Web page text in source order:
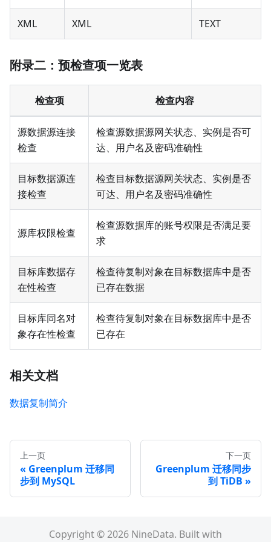
XML XML TEXT
附录二：预检查项一览表
检查项 检查内容
源数据源连接
检查
检查源数据源网关状态、实例是否可
达、用户名及密码准确性
目标数据源连
接检查
检查目标数据源网关状态、实例是否
可达、用户名及密码准确性
源库权限检查
检查源数据库的账号权限是否满足要
求
目标库数据存
在性检查
检查待复制对象在目标数据库中是否
已存在数据
目标库同名对
象存在性检查
检查待复制对象在目标数据库中是否
已存在
相关文档
数据复制简介
上一页
Greenplum 迁移同
步到 MySQL
下一页
Greenplum 迁移同步
到 TiDB
Copyright © 2026 NineData. Built with